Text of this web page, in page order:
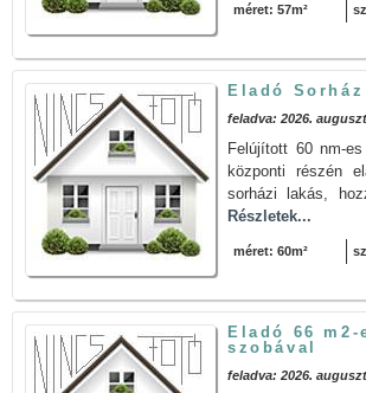
méret: 57m²
Eladó
feladva: 2026.
Felújított 60 nm-
központi részén
sorházi lakás,
Részletek...
méret: 60m²
Eladó 66
szobával
feladva: 2026.